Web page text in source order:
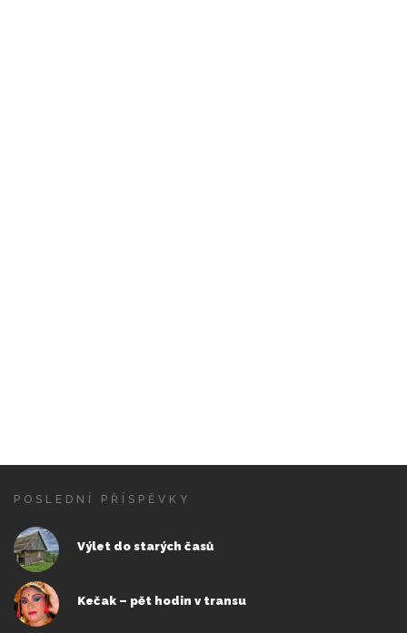
POSLEDNÍ PŘÍSPĚVKY
Výlet do starých časů
Kečak – pět hodin v transu